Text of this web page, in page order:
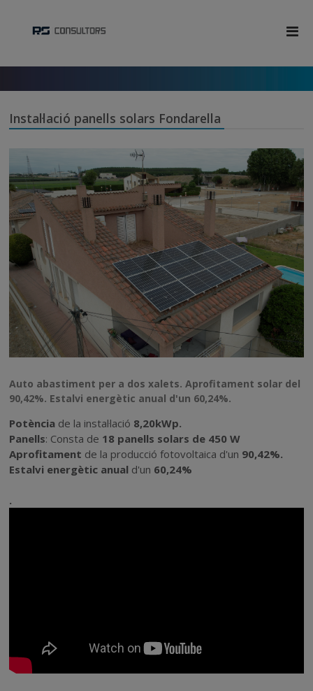
Instal·lació panells solars Fondarella
Auto abastiment per a dos xalets. Aprofitament solar del
90,42%. Estalvi energètic anual d'un 60,24%.
Potència de la instal·lació 8,20kWp.
Panells: Consta de 18 panells solars de 450 W
Aprofitament de la producció fotovoltaica d'un 90,42%.
Estalvi energètic anual d'un 60,24%
.